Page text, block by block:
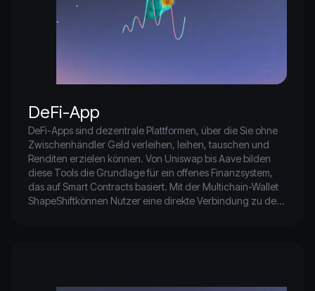
DeFi-App
DeFi-Apps sind dezentrale Plattformen, über die Sie ohne
Zwischenhändler Geld verleihen, leihen, tauschen und
Renditen erzielen können. Von Uniswap bis Aave bilden
diese Tools die Grundlage für ein offenes Finanzsystem,
das auf Smart Contracts basiert. Mit der Multichain-Wallet
ShapeShiftkönnen Nutzer eine direkte Verbindung zu den